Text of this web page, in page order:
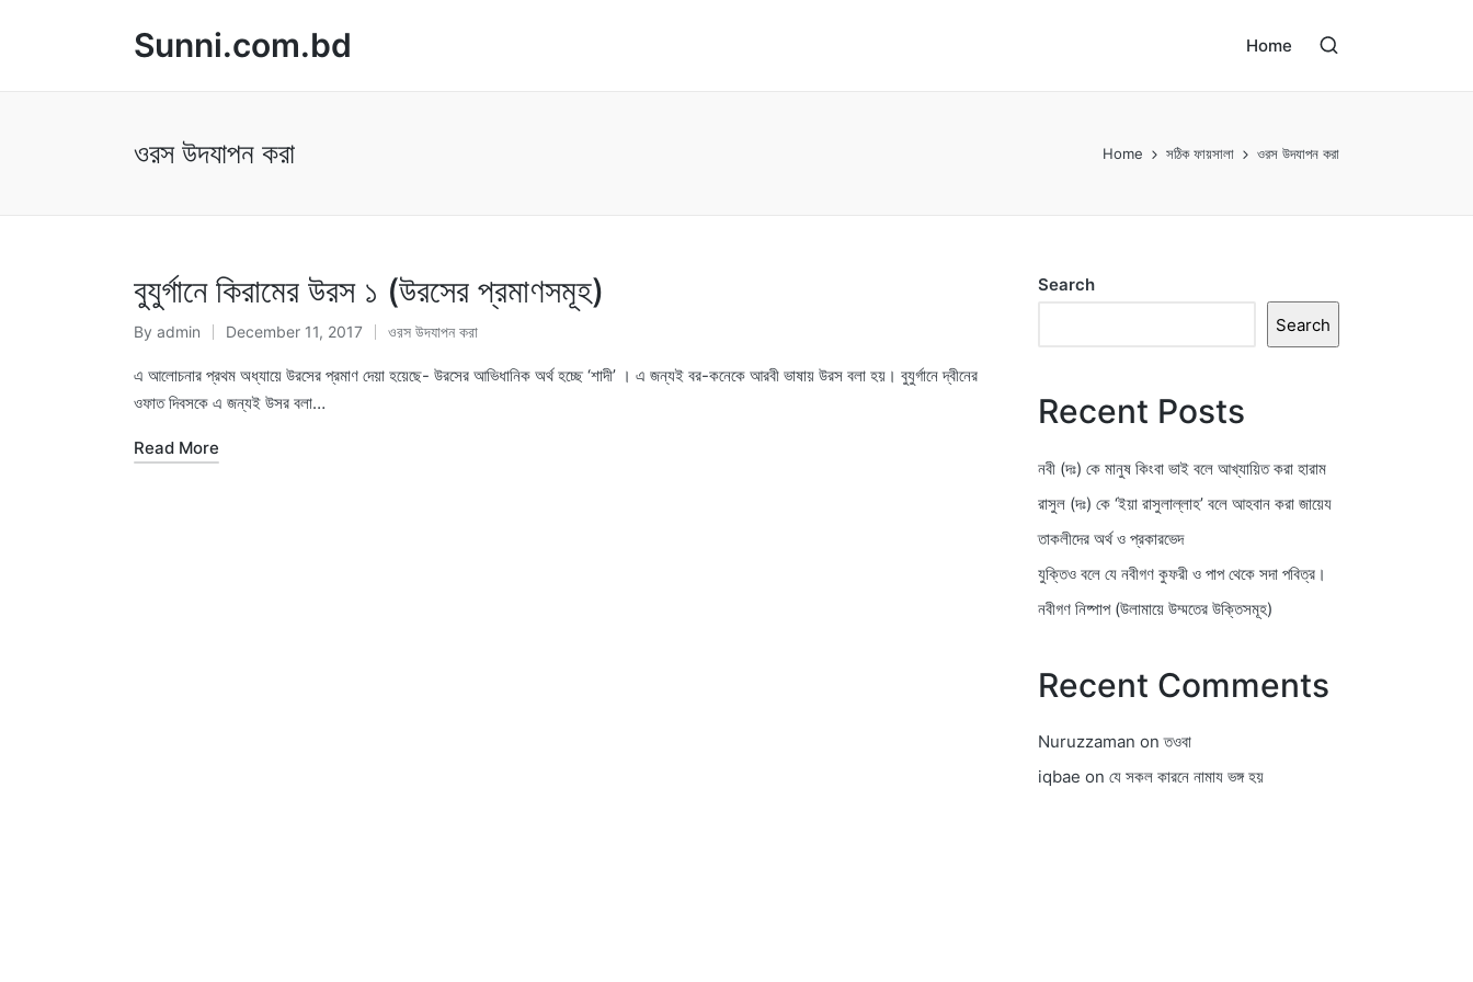
Sunni.com.bd Home
ওরস উদযাপন করা Home সঠিক ফায়সালা ওরস উদযাপন করা
বুযুর্গানে কিরামের উরস ১ (উরসের প্রমাণসমূহ)
Posted
by
By admin December 11, 2017
Posted
in
ওরস উদযাপন করা
এ আলোচনার প্রথম অধ্যায়ে উরসের প্রমাণ দেয়া হয়েছে- উরসের আভিধানিক অর্থ হচ্ছে ‘শাদী’ । এ জন্যই বর-কনেকে আরবী ভাষায় উরস বলা হয়। বুযুর্গানে দ্বীনের
ওফাত দিবসকে এ জন্যই উসর বলা…
Read More
Search
Search
Recent Posts
নবী (দঃ) কে মানুষ কিংবা ভাই বলে আখ্যায়িত করা হারাম
রাসুল (দঃ) কে ‘ইয়া রাসুলাল্লাহ’ বলে আহবান করা জায়েয
তাকলীদের অর্থ ও প্রকারভেদ
যুক্তিও বলে যে নবীগণ কুফরী ও পাপ থেকে সদা পবিত্র।
নবীগণ নিষ্পাপ (উলামায়ে উম্মতের উক্তিসমূহ)
Recent Comments
Nuruzzaman onতওবা
iqbae on যে সকল কারনে নামায ভঙ্গ হয়